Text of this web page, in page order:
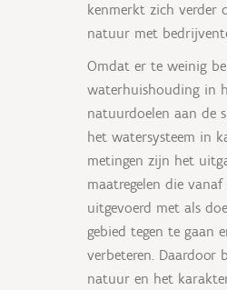
kenmerkt zich verder
natuur met
Omdat er te weinig
waterhuishouding in
natuurdoelen aan de
het watersysteem in
metingen zijn het
maatregelen die
uitgevoerd met als
gebied tegen te gaan
verbeteren. Daardoor
natuur en het